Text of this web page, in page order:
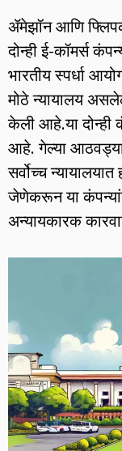
ॲमेझॉन आणि
दोन्ही ई-कॉमर्स
भारतीय स्पर्धा
मोठे न्यायालय
केली आहे.या दोन्ही
आहे. गेल्या
सर्वोच्च
जेणेकरून या
अन्यायकारक